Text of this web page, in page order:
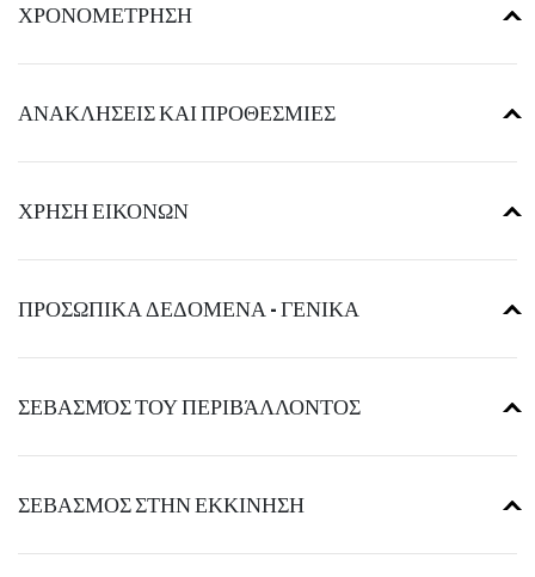
ΧΡΟΝΟΜΕΤΡΗΣΗ
ΑΝΑΚΛΗΣΕΙΣ ΚΑΙ ΠΡΟΘΕΣΜΙΕΣ
ΧΡΗΣΗ ΕΙΚΟΝΩΝ
ΠΡΟΣΩΠΙΚΑ ΔΕΔΟΜΕΝΑ - ΓΕΝΙΚΑ
ΣΕΒΑΣΜΌΣ ΤΟΥ ΠΕΡΙΒΆΛΛΟΝΤΟΣ
ΣΕΒΑΣΜΟΣ ΣΤΗΝ ΕΚΚΙΝΗΣΗ